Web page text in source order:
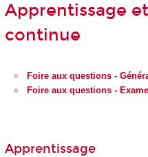
Apprentissage
continue
Foire aux questions -
Foire aux questions -
Apprentissage